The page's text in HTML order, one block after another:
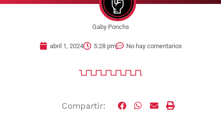
Gaby Ponchs
abril 1, 2024 5:28 pm No hay comentarios
Compartir: